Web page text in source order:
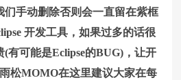
们手动删除否则会一直留在紫框
开发工具，如果过多的话很
(有可能是Eclipse的BUG)，让开
松MOMO在这里建议大家在每